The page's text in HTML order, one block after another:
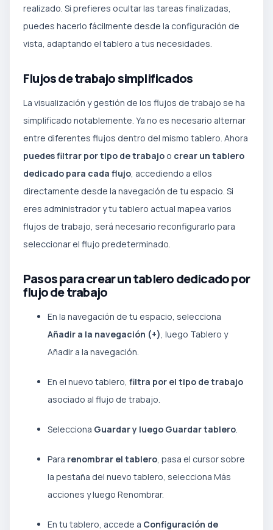
realizado. Si prefieres ocultar las tareas finalizadas,
puedes hacerlo fácilmente desde la configuración de
vista, adaptando el tablero a tus necesidades.
Flujos de trabajo simplificados
La visualización y gestión de los flujos de trabajo se ha
simplificado notablemente. Ya no es necesario alternar
entre diferentes flujos dentro del mismo tablero. Ahora
puedes filtrar por tipo de trabajo o crear un tablero
dedicado para cada flujo, accediendo a ellos
directamente desde la navegación de tu espacio. Si
eres administrador y tu tablero actual mapea varios
flujos de trabajo, será necesario reconfigurarlo para
seleccionar el flujo predeterminado.
Pasos para crear un tablero dedicado por
flujo de trabajo
En la navegación de tu espacio, selecciona
Añadir a la navegación (+), luego Tablero y
Añadir a la navegación.
En el nuevo tablero, filtra por el tipo de trabajo
asociado al flujo de trabajo.
Selecciona Guardar y luego Guardar tablero.
Para renombrar el tablero, pasa el cursor sobre
la pestaña del nuevo tablero, selecciona Más
acciones y luego Renombrar.
En tu tablero, accede a Configuración de